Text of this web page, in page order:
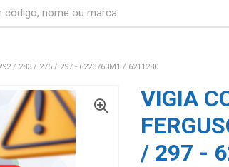
/ 283 / 275 / 297 - 6223763M1 / 6211280
VIGIA
/ 297 -